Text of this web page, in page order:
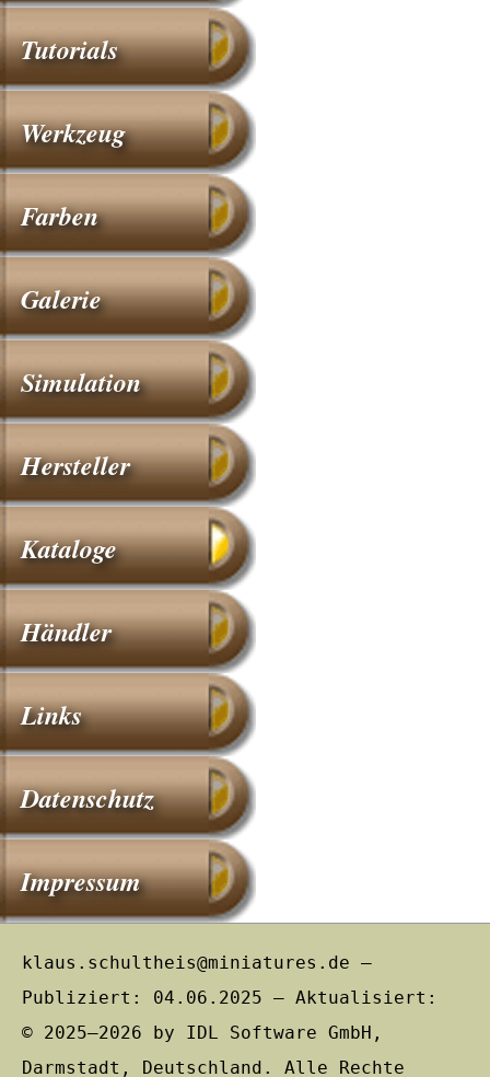
Tutorials
Werkzeug
Farben
Galerie
Simulation
Hersteller
Kataloge
Händler
Links
Datenschutz
Impressum
klaus.schultheis@miniatures.de –
Publiziert: 04.06.2025 – Aktualisiert:
© 2025–2026 by IDL Software GmbH,
Darmstadt, Deutschland. Alle Rechte